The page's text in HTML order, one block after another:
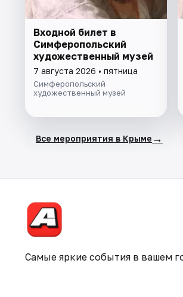
Входной билет в
Симферопольский
художественный музей
7 августа 2026 • пятница
Симферопольский
художественный музей
Все мероприятия в Крыме →
Самые яркие события в вашем